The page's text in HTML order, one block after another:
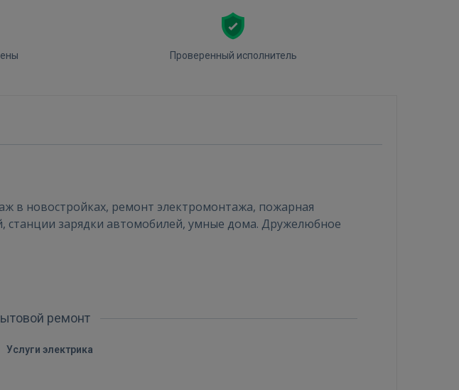
Проверенный исполнитель
в новостройках, ремонт электромонтажа, пожарная
станции зарядки автомобилей, умные дома. Дружелюбное
ремонт
Услуги электрика